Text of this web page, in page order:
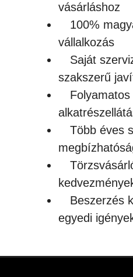
vásárláshoz
100%
vállalkozás
Saját
szakszerű
Több éves
Beszerzés
egyedi